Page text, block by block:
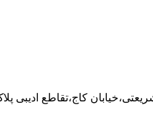
کاج،تقاطع ادیبی پلاک 57 واحد